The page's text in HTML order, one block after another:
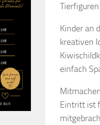
Kinder an
kreativen
einfach
Eintritt ist